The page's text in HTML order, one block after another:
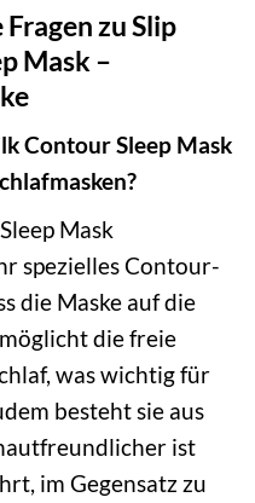
zu Slip
Mask –
Contour Sleep Mask
Mask
spezielles Contour-
die Maske auf die
die freie
was wichtig für
besteht sie aus
ist
im Gegensatz zu